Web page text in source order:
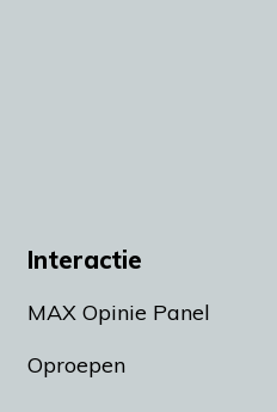
Interactie
MAX Opinie Panel
Oproepen